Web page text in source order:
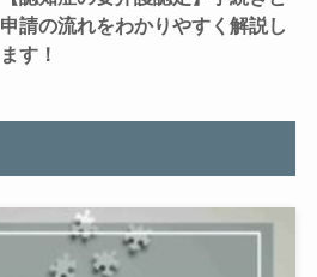
申請の流れをわかりやすく解説し
ます！